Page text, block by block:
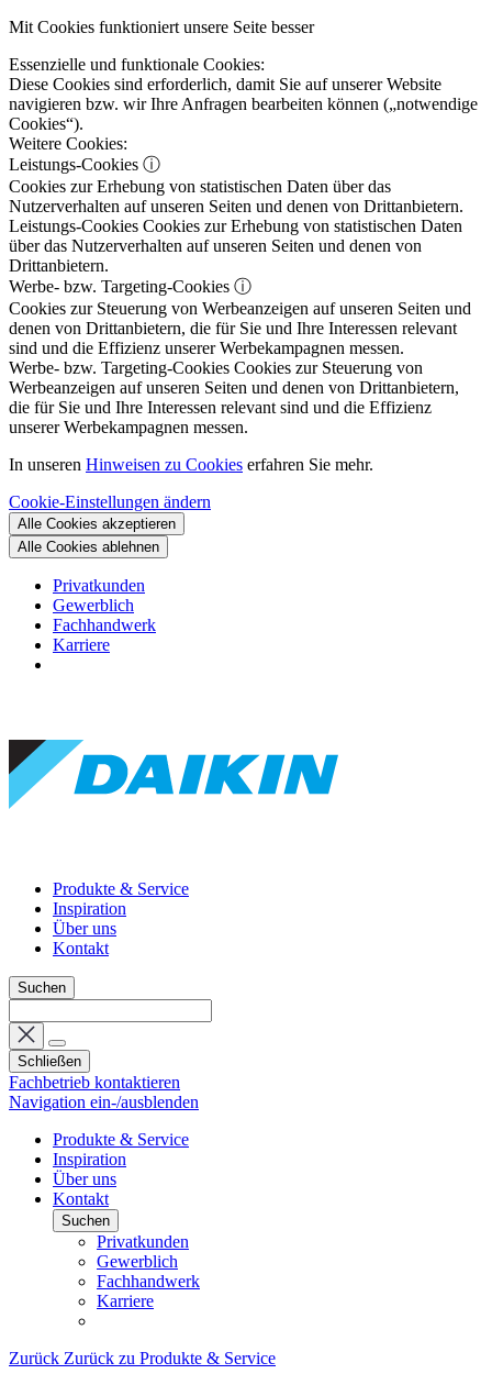
Mit Cookies funktioniert unsere Seite besser
Essenzielle und funktionale Cookies:
Diese Cookies sind erforderlich, damit Sie auf unserer Website
navigieren bzw. wir Ihre Anfragen bearbeiten können („notwendige
Cookies“).
Weitere Cookies:
Leistungs-Cookies ⓘ
Cookies zur Erhebung von statistischen Daten über das
Nutzerverhalten auf unseren Seiten und denen von Drittanbietern.
Leistungs-Cookies Cookies zur Erhebung von statistischen Daten
über das Nutzerverhalten auf unseren Seiten und denen von
Drittanbietern.
Werbe- bzw. Targeting-Cookies ⓘ
Cookies zur Steuerung von Werbeanzeigen auf unseren Seiten und
denen von Drittanbietern, die für Sie und Ihre Interessen relevant
sind und die Effizienz unserer Werbekampagnen messen.
Werbe- bzw. Targeting-Cookies Cookies zur Steuerung von
Werbeanzeigen auf unseren Seiten und denen von Drittanbietern,
die für Sie und Ihre Interessen relevant sind und die Effizienz
unserer Werbekampagnen messen.
In unseren Hinweisen zu Cookies erfahren Sie mehr.
Cookie-Einstellungen ändern
Alle Cookies akzeptieren
Alle Cookies ablehnen
Privatkunden
Gewerblich
Fachhandwerk
Karriere
Produkte & Service
Inspiration
Über uns
Kontakt
Suchen
Schließen
Fachbetrieb kontaktieren
Navigation ein-/ausblenden
Produkte & Service
Inspiration
Über uns
Kontakt
Suchen
Privatkunden
Gewerblich
Fachhandwerk
Karriere
Zurück Zurück zu Produkte & Service